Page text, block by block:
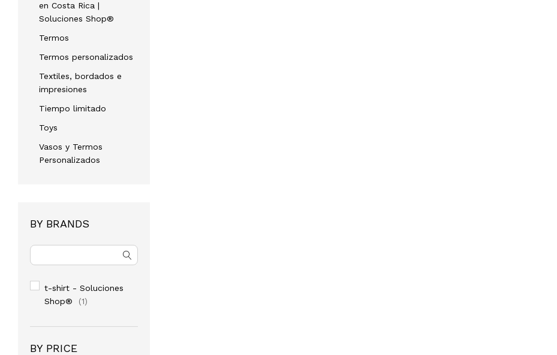
en Costa Rica |
Soluciones Shop®
Termos
Termos personalizados
Textiles, bordados e
impresiones
Tiempo limitado
Toys
Vasos y Termos
Personalizados
BY BRANDS
t-shirt - Soluciones
Shop®
(1)
BY PRICE